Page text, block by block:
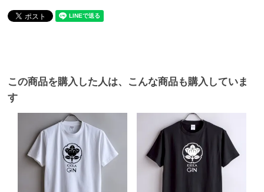
この商品を購入した人は、こんな商品も購入していま
す